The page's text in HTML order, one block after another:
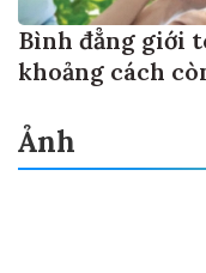
Bình đẳng giới
khoảng cách
Ảnh